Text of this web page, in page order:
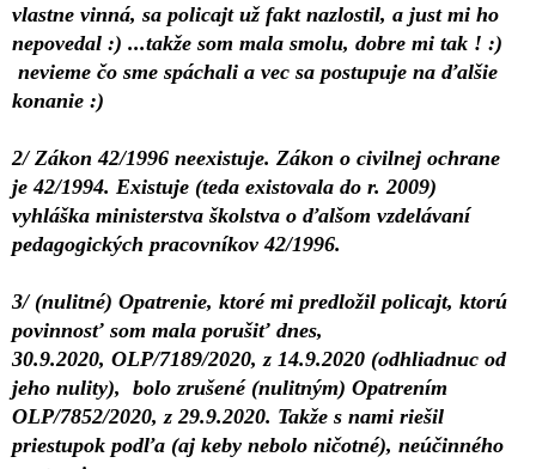
vlastne vinná, sa policajt už fakt nazlostil, a just mi ho
nepovedal :) ...takže som mala smolu, dobre mi tak ! :)
nevieme čo sme spáchali a vec sa postupuje na ďalšie
konanie :)
2/ Zákon 42/1996 neexistuje. Zákon o civilnej ochrane
je 42/1994. Existuje (teda existovala do r. 2009)
vyhláška ministerstva školstva o ďalšom vzdelávaní
pedagogických pracovníkov 42/1996.
3/ (nulitné) Opatrenie, ktoré mi predložil policajt, ktorú
povinnosť som mala porušiť dnes,
30.9.2020, OLP/7189/2020, z 14.9.2020 (odhliadnuc od
jeho nulity), bolo zrušené (nulitným) Opatrením
OLP/7852/2020, z 29.9.2020. Takže s nami riešil
priestupok podľa (aj keby nebolo ničotné), neúčinného